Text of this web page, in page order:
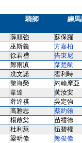
騎師 練
薛順強 蘇保羅
巫斯義 方嘉柏
徐君禮 告東尼
鄭雨滇 葉楚航
冼文諾 霍利時
黎海榮 約翰摩亞
韋達 黃汝安
薛達祺 吳定強
高雅志 蔡約翰
楊啟棠 苗禮德
杜利萊 伍碧權
梁明偉 鄭俊偉